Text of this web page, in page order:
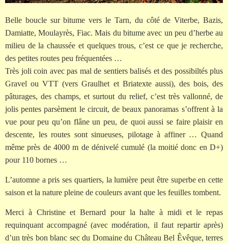
Belle boucle sur bitume vers le Tarn, du côté de Viterbe, Bazis,
Damiatte, Moulayrès, Fiac. Mais du bitume avec un peu d’herbe au
milieu de la chaussée et quelques trous, c’est ce que je recherche,
des petites routes peu fréquentées …
Très joli coin avec pas mal de sentiers balisés et des possibiltés plus
Gravel ou VTT (vers Graulhet et Briatexte aussi), des bois, des
pâturages, des champs, et surtout du relief, c’est très vallonné, de
jolis pentes parsèment le circuit, de beaux panoramas s’offrent à la
vue pour peu qu’on flâne un peu, de quoi aussi se faire plaisir en
descente, les routes sont sinueuses, pilotage à affiner … Quand
même près de 4000 m de dénivelé cumulé (la moitié donc en D+)
pour 110 bornes …
L’automne a pris ses quartiers, la lumière peut être superbe en cette
saison et la nature pleine de couleurs avant que les feuilles tombent.
Merci à Christine et Bernard pour la halte à midi et le repas
requinquant accompagné (avec modération, il faut repartir après)
d’un très bon blanc sec du Domaine du Château Bel Êvêque, terres